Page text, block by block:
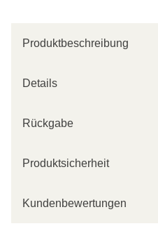
Produktbeschreibung
Details
Rückgabe
Produktsicherheit
Kundenbewertungen